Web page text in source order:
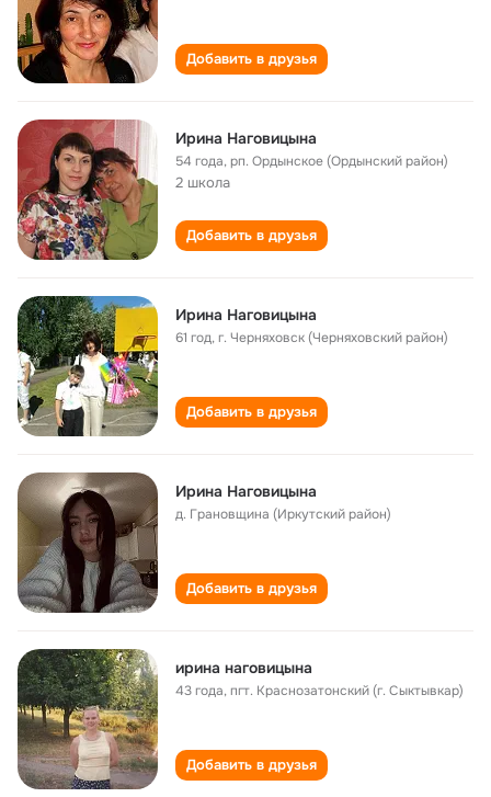
Добавить в друзья
Ирина Наговицына
54 года,рп. Ордынское (Ордынский район)
2 школа
Добавить в друзья
Ирина Наговицына
61 год,г. Черняховск (Черняховский район)
Добавить в друзья
Ирина Наговицына
д. Грановщина (Иркутский район)
Добавить в друзья
ирина наговицына
43 года,пгт. Краснозатонский (г. Сыктывкар)
Добавить в друзья